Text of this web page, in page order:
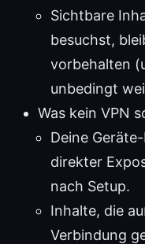
Sichtbare
besuchst,
vorbehalten
unbedingt
Was kein VPN
Deine
direkter
nach Setup.
Inhalte, die
Verbindung